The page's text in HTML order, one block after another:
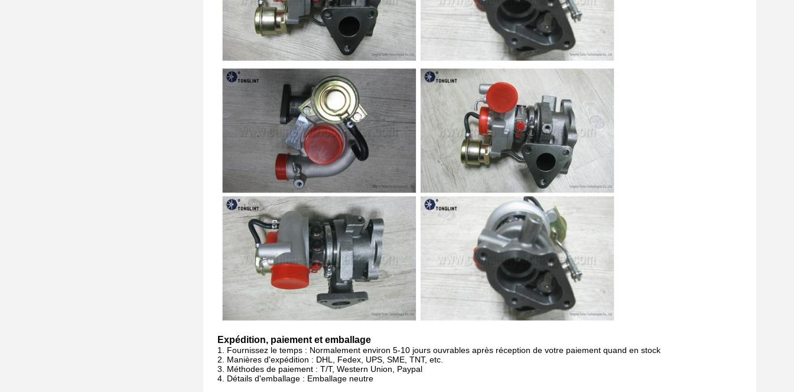
Expédition, paiement et emballage
1. Fournissez le temps : Normalement environ 5-10 jours ouvrables après réception de votre paiement quand en stock
2. Manières d'expédition : DHL, Fedex, UPS, SME, TNT, etc.
3. Méthodes de paiement : T/T, Western Union, Paypal
4. Détails d'emballage : Emballage neutre